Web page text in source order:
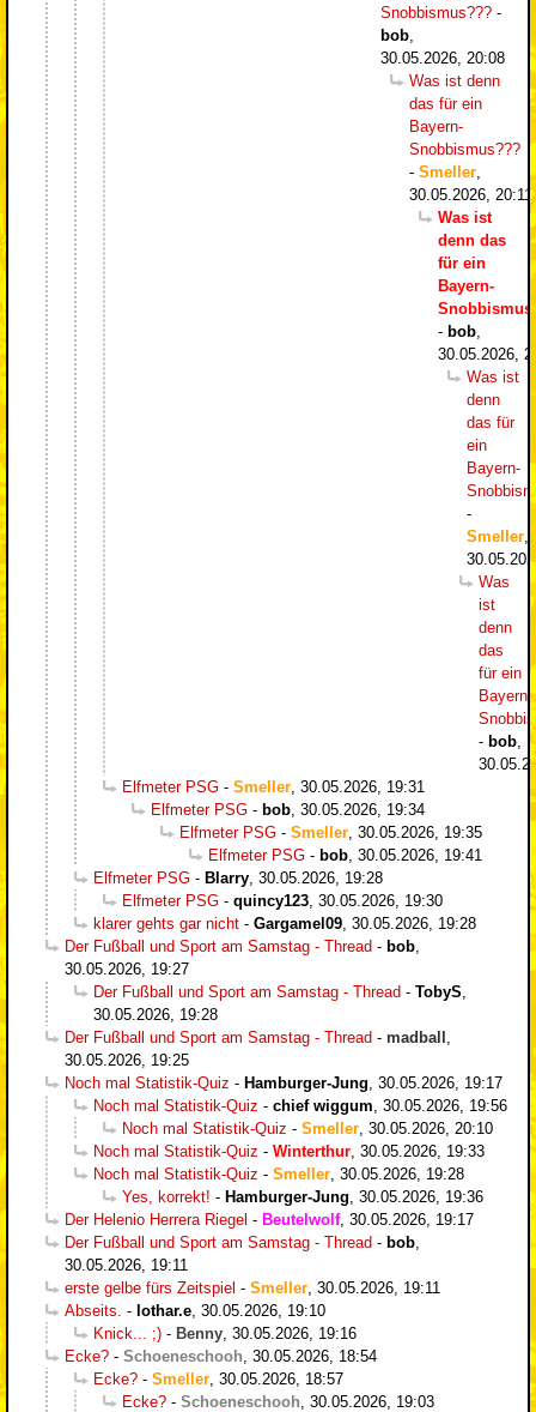
Snobbismus??? -
bob
30.05.2026, 20:08
Was ist denn
das für ein
Bayern-
Snobbismus???
- Smeller
30.05.2026, 20:11
Was ist
denn das
für ein
Bayern-
- bob
30.05.2026,
Was ist
denn
das für
ein
Bayern-
-
Smeller
Was
ist
denn
das
für ein
Bayern-
- bob
Elfmeter PSG - Smeller 30.05.2026, 19:31
Elfmeter PSG - bob 30.05.2026, 19:34
Elfmeter PSG - Smeller 30.05.2026, 19:35
Elfmeter PSG - bob 30.05.2026, 19:41
Elfmeter PSG - Blarry 30.05.2026, 19:28
Elfmeter PSG - quincy123 30.05.2026, 19:30
klarer gehts gar nicht - Gargamel09 30.05.2026, 19:28
Der Fußball und Sport am Samstag - Thread - bob
30.05.2026, 19:27
Der Fußball und Sport am Samstag - Thread - TobyS
30.05.2026, 19:28
Der Fußball und Sport am Samstag - Thread - madball
30.05.2026, 19:25
Noch mal Statistik-Quiz - Hamburger-Jung 30.05.2026, 19:17
Noch mal Statistik-Quiz - chief wiggum 30.05.2026, 19:56
Noch mal Statistik-Quiz - Smeller 30.05.2026, 20:10
Noch mal Statistik-Quiz - Winterthur 30.05.2026, 19:33
Noch mal Statistik-Quiz - Smeller 30.05.2026, 19:28
Yes, korrekt! - Hamburger-Jung 30.05.2026, 19:36
Der Helenio Herrera Riegel - Beutelwolf, 30.05.2026, 19:17
Der Fußball und Sport am Samstag - Thread - bob
30.05.2026, 19:11
erste gelbe fürs Zeitspiel - Smeller 30.05.2026, 19:11
Abseits. - lothar.e 30.05.2026, 19:10
Knick... ;) - Benny 30.05.2026, 19:16
Ecke? - Schoeneschooh 30.05.2026, 18:54
Ecke? - Smeller 30.05.2026, 18:57
Ecke? - Schoeneschooh 30.05.2026, 19:03